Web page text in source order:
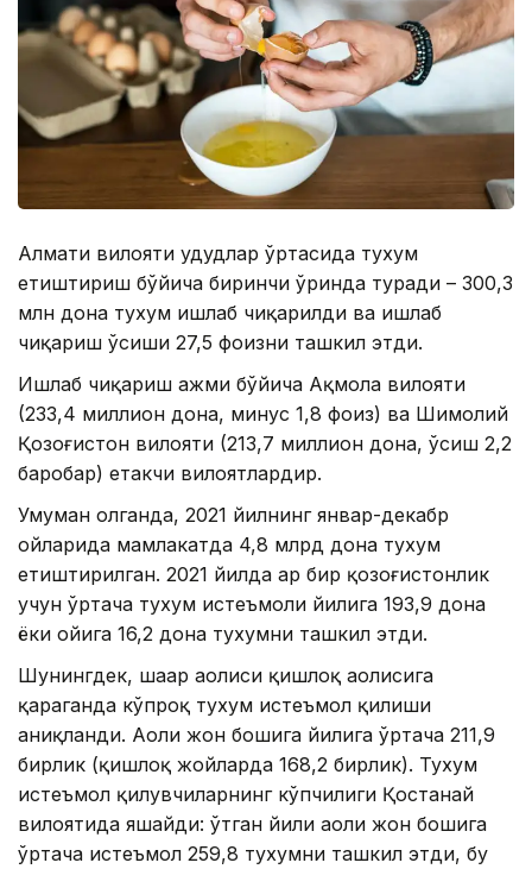
Алмати вилояти ҳудудлар ўртасида тухум
етиштириш бўйича биринчи ўринда туради – 300,3
млн дона тухум ишлаб чиқарилди ва ишлаб
чиқариш ўсиши 27,5 фоизни ташкил этди.
Ишлаб чиқариш ҳажми бўйича Ақмола вилояти
(233,4 миллион дона, минус 1,8 фоиз) ва Шимолий
Қозоғистон вилояти (213,7 миллион дона, ўсиш 2,2
баробар) етакчи вилоятлардир.
Умуман олганда, 2021 йилнинг январ-декабр
ойларида мамлакатда 4,8 млрд дона тухум
етиштирилган. 2021 йилда ҳар бир қозоғистонлик
учун ўртача тухум истеъмоли йилига 193,9 дона
ёки ойига 16,2 дона тухумни ташкил этди.
Шунингдек, шаҳар аҳолиси қишлоқ аҳолисига
қараганда кўпроқ тухум истеъмол қилиши
аниқланди. Аҳоли жон бошига йилига ўртача 211,9
бирлик (қишлоқ жойларда 168,2 бирлик). Тухум
истеъмол қилувчиларнинг кўпчилиги Қостанай
вилоятида яшайди: ўтган йили аҳоли жон бошига
ўртача истеъмол 259,8 тухумни ташкил этди, бу